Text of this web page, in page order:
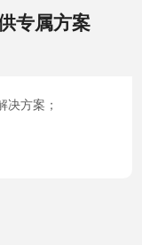
专属方案
决方案；